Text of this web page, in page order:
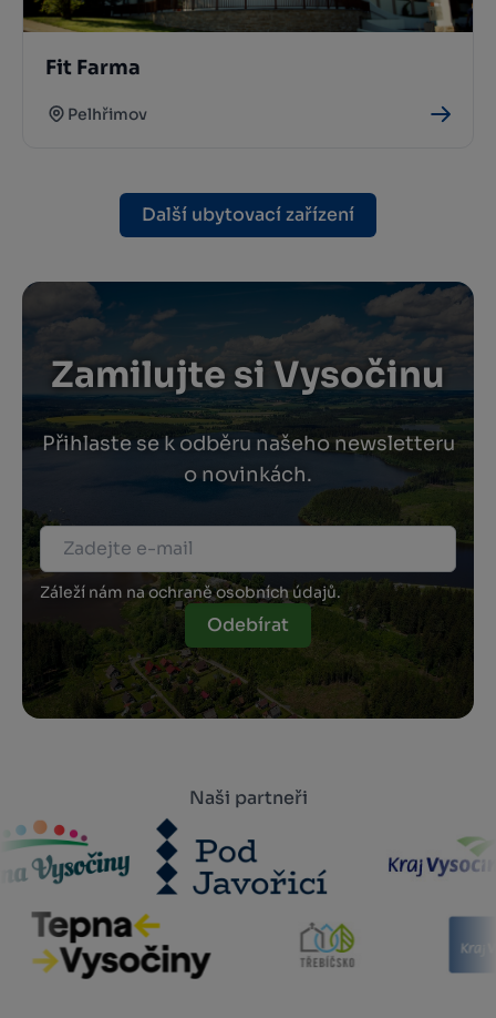
Fit Farma
Pelhřimov
Další ubytovací zařízení
Zamilujte si Vysočinu
Přihlaste se k odběru našeho newsletteru
o novinkách.
Záleží nám na ochraně osobních údajů.
Odebírat
Naši partneři